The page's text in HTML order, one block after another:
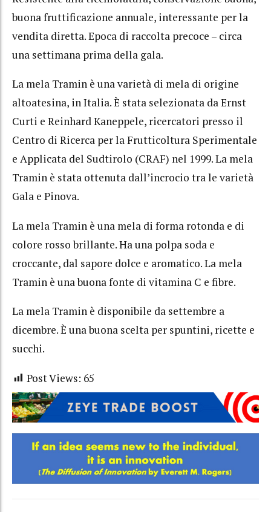
buona fruttificazione annuale, interessante per la
vendita diretta. Epoca di raccolta precoce – circa
una settimana prima della gala.
La mela Tramin è una varietà di mela di origine
altoatesina, in Italia. È stata selezionata da Ernst
Curti e Reinhard Kaneppele, ricercatori presso il
Centro di Ricerca per la Frutticoltura Sperimentale
e Applicata del Sudtirolo (CRAF) nel 1999. La mela
Tramin è stata ottenuta dall’incrocio tra le varietà
Gala e Pinova.
La mela Tramin è una mela di forma rotonda e di
colore rosso brillante. Ha una polpa soda e
croccante, dal sapore dolce e aromatico. La mela
Tramin è una buona fonte di vitamina C e fibre.
La mela Tramin è disponibile da settembre a
dicembre. È una buona scelta per spuntini, ricette e
succhi.
Post Views: 65